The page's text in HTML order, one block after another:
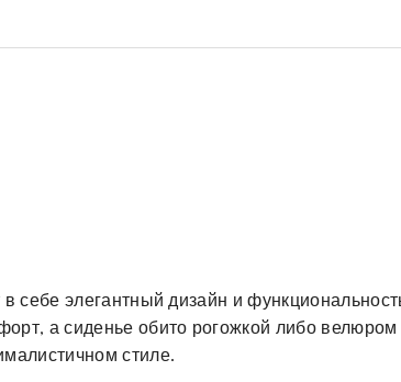
себе элегантный дизайн и
а сиденье обито рогожкой либо
стиле.